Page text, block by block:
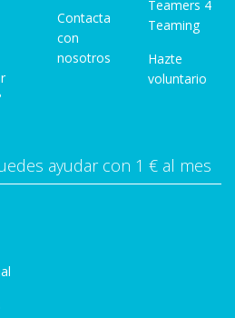
Contacta
con
nosotros
Teamers 4
Teaming
Hazte
voluntario
ayudar con 1 € al mes